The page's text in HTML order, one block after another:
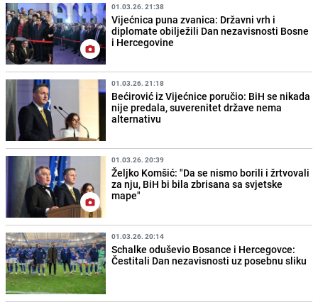
01.03.26. 21:38
Vijećnica puna zvanica: Državni vrh i
diplomate obilježili Dan nezavisnosti Bosne
i Hercegovine
01.03.26. 21:18
Bećirović iz Vijećnice poručio: BiH se nikada
nije predala, suverenitet države nema
alternativu
01.03.26. 20:39
Željko Komšić: "Da se nismo borili i žrtvovali
za nju, BiH bi bila zbrisana sa svjetske
mape"
01.03.26. 20:14
Schalke oduševio Bosance i Hercegovce:
Čestitali Dan nezavisnosti uz posebnu sliku